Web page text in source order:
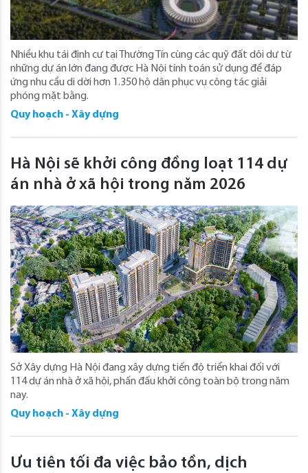
Nhiều khu tái định cư tại Thường Tín cùng các quỹ đất dôi dư từ
những dự án lớn đang được Hà Nội tính toán sử dụng để đáp
ứng nhu cầu di dời hơn 1.350 hộ dân phục vụ công tác giải
phóng mặt bằng.
Quy hoạch - Xây dựng
Hà Nội sẽ khởi công đồng loạt 114 dự
án nhà ở xã hội trong năm 2026
Sở Xây dựng Hà Nội đang xây dựng tiến độ triển khai đối với
114 dự án nhà ở xã hội, phấn đấu khởi công toàn bộ trong năm
nay.
Quy hoạch - Xây dựng
Ưu tiên tối đa việc bảo tồn, dịch